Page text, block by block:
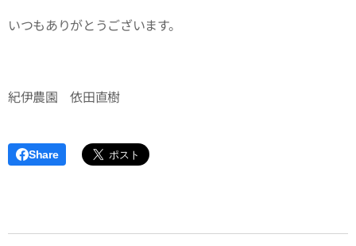
いつもありがとうございます。
紀伊農園 依田直樹
Share